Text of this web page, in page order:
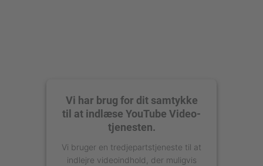
Vi har brug for dit samtykke
til at indlæse YouTube Video-
tjenesten.
Vi bruger en tredjepartstjeneste til at
indlejre videoindhold, der muligvis